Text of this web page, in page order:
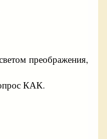
преображения,
КАК.